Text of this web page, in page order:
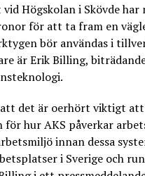
Högskolan i Skövde
för att ta fram en
bör användas i
är Erik Billing,
det är oerhört viktigt
för hur AKS påverkar
innan dessa
i Sverige och